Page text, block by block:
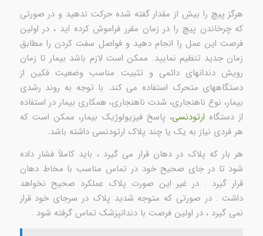
هرگز پیچ را بیش از مقدار گفته شده حرکت ندهید و در صورتی
که چرخاندن پیچ را در زمان مقرر فراموش کرده اید ، در اولین
فرصت این عمل را انجام دهید و فواصل سفت کردن را مطابق
زمان جدید تنظیم نمایید. ممکن است لازم باشد بیمار تا زمان
رویش دندانهای دائمی و تثبیت مناسب وضعیت فکین از
دستگاههای متحرک استفاده می کند. با توجه به روند رشدی
بیمار، نوع ناهنجاری، شدت ناهنجاری، همکاری بیمار در استفاده
از دستگاه ارتودنسی، پاسخ فیزیولوژیک بیمار، ممکن است که
هر فردی نیاز به یک یا چند پلاک ارتودنسی داشته باشد.
هر بار که پلاک در دهان قرار می گیرد ، باید کاملاً فشار داده
شود تا در جای صحیح خود در تماس مناسب با مخاط دهان
قرار گیرد . در غیر این صورت پلاک عملکرد صحیح نخواهد
داشت . در صورتی که متوجه شدید پلاک در سرجای خود قرار
نمی گیرد ، در اولین فرصت با دندانپزشک تماس گرفته شود .